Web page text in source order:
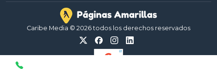
Caribe Media © 2026 todos los derechos reservados